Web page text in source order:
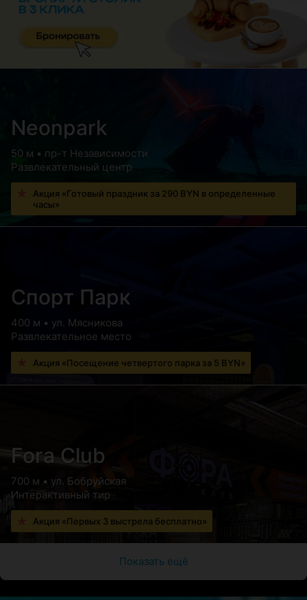
Neonpark
50 м • пр-т Независимости
Развлекательный центр
Акция «Готовый праздник за 290 BYN в определенные
часы»
Спорт Парк
400 м • ул. Мясникова
Развлекательное место
Акция «Посещение четвертого парка за 5 BYN»
Fora Club
700 м • ул. Бобруйская
Интерактивный тир
Акция «Первых 3 выстрела бесплатно»
Показать ещё